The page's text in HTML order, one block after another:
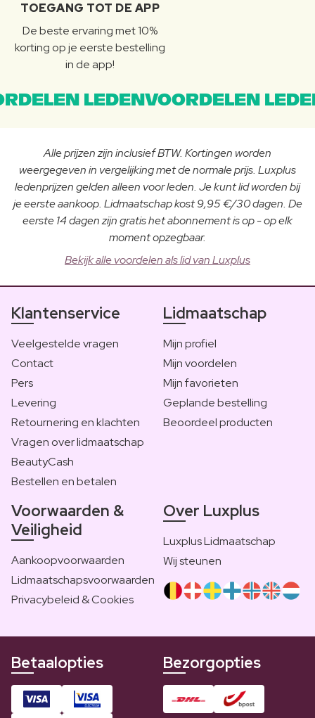
TOEGANG TOT DE APP
De beste ervaring met 10%
korting op je eerste bestelling
in de app!
LEDENVOORDELEN
Alle prijzen zijn inclusief BTW. Kortingen worden
weergegeven in vergelijking met de normale prijs. Luxplus
ledenprijzen gelden alleen voor leden. Je kunt lid worden bij
je eerste aankoop. Lidmaatschap kost 9,95 €/30 dagen. De
eerste 14 dagen zijn gratis het abonnement is op - op elk
moment opzegbaar.
Bekijk alle voordelen als lid van Luxplus
Klantenservice
Veelgestelde vragen
Contact
Pers
Levering
Retournering en klachten
Vragen over lidmaatschap
BeautyCash
Bestellen en betalen
Lidmaatschap
Mijn profiel
Mijn voordelen
Mijn favorieten
Geplande bestelling
Beoordeel producten
Voorwaarden &
Veiligheid
Aankoopvoorwaarden
Lidmaatschapsvoorwaarden
Privacybeleid & Cookies
Over Luxplus
Luxplus Lidmaatschap
Wij steunen
Betaalopties Bezorgopties